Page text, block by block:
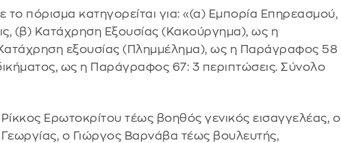
πόρισμα κατηγορείται για: «(α) Εμπορία Επηρεασμού,
(β) Κατάχρηση Εξουσίας (Κακούργημα), ως η
εξουσίας (Πλημμέλημα), ως η Παράγραφος 58
ως η Παράγραφος 67: 3 περιπτώσεις. Σύνολο
Ρίκκος Ερωτοκρίτου τέως βοηθός γενικός εισαγγελέας, ο
ο Γιώργος Βαρνάβα τέως βουλευτής,